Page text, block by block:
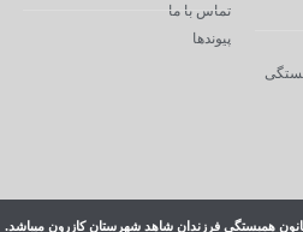
تماس با ما
پیوندها
همبستگی فرزندان شاهد شهرستان کازرون میباشد.